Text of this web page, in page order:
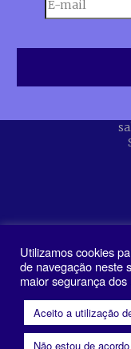
Utilizamos cookies
de navegação neste
maior segurança
Aceito a utilização
Não estou de